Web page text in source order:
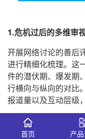
1.危机过后的多维审
开展网络讨论的善后
进行精细化梳理。这
件的潜伏期、爆发期
行横向与纵向的对比
报道量以及互动层级
在这个过程中，需要
交账号的转发推动了
首页 产